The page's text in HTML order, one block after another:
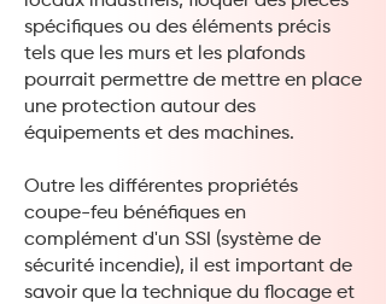
spécifiques ou des éléments précis
tels que les murs et les plafonds
pourrait permettre de mettre en place
une protection autour des
équipements et des machines.
Outre les différentes propriétés
coupe-feu bénéfiques en
complément d'un SSI (système de
sécurité incendie), il est important de
savoir que la technique du flocage et